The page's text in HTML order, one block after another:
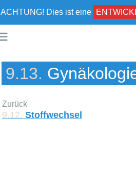
ACHTUNG! Dies ist eine
9.13.
Zurück
9.12.Stoffwechsel